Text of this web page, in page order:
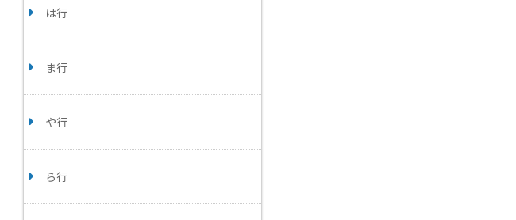
は行
ま行
や行
ら行